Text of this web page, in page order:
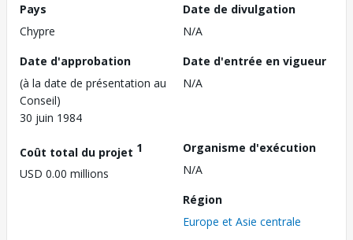
Pays
Chypre
Date de divulgation
N/A
Date d'approbation
(à la date de présentation au
Conseil)
30 juin 1984
Date d'entrée en vigueur
N/A
Coût total du projet 1
USD 0.00 millions
Organisme d'exécution
N/A
Région
Europe et Asie centrale